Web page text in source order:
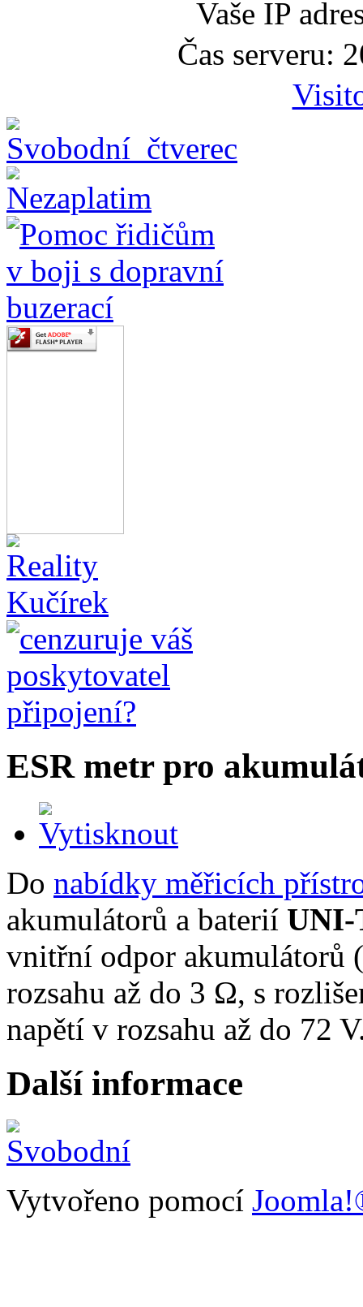
Vaše IP
Čas serveru:
ESR metr pro
Do nabídky měřicích
akumulátorů a baterií UNI-
vnitřní odpor akumulátorů
rozsahu až do 3 Ω, s
napětí v rozsahu až do 72
Další informace
Vytvořeno pomocí